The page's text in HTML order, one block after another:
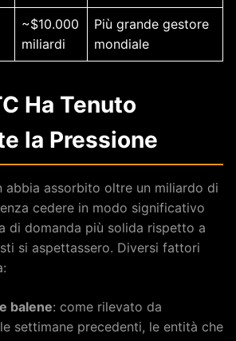
~$10.000
miliardi
Più grande gestore
mondiale
Ha Tenuto
la Pressione
abbia assorbito oltre un miliardo di
cedere in modo significativo
di domanda più solida rispetto a
si aspettassero. Diversi fattori
balene: come rilevato da
settimane precedenti, le entità che